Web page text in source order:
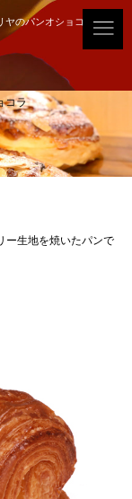
ヤのパンオショコラ
コラ
ー生地を焼いたパンで